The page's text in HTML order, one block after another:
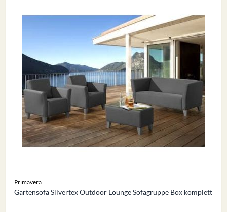
Primavera
Gartensofa Silvertex Outdoor Lounge Sofagruppe Box komplett